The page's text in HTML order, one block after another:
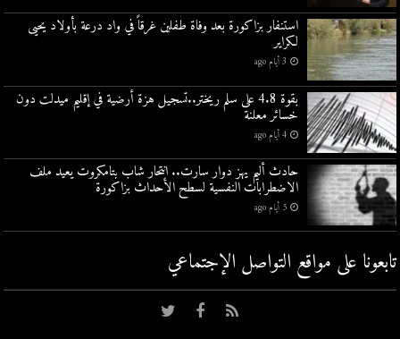
استنفار بزاكورة بعد وفاة طفلين غرقاً في واد درعة بأولاد يحيى
لكراير
3 أيام ago
بقوة 4.8 على سلم ريختر..تسجيل هزة أرضية في إقليم ميدلت دون
خسائر معلنة
4 أيام ago
حادث أليم يهز دوار سارت.. انتحار شاب بتامكروت يعيد ملف
الاضطرابات النفسية لسطح الأحداث بزاكورة
5 أيام ago
تابعونا على مواقع التواصل اﻹجتماعي